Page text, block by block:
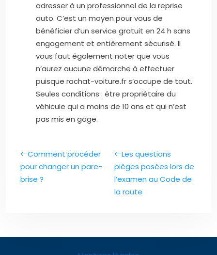
adresser à un professionnel de la reprise
auto. C’est un moyen pour vous de
bénéficier d’un service gratuit en 24 h sans
engagement et entièrement sécurisé. Il
vous faut également noter que vous
n’aurez aucune démarche à effectuer
puisque rachat-voiture.fr s’occupe de tout.
Seules conditions : être propriétaire du
véhicule qui a moins de 10 ans et qui n’est
pas mis en gage.
Comment procéder
pour changer un pare-
brise ?
Les questions
pièges posées lors de
l’examen au Code de
la route